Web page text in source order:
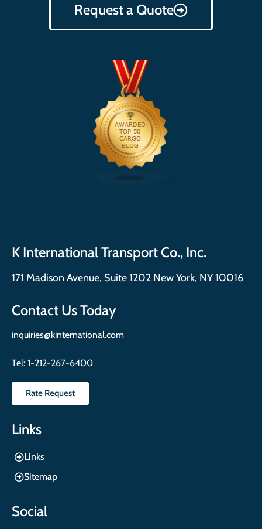
Request a Quote
K International Transport Co., Inc.
171 Madison Avenue, Suite 1202 New York, NY 10016
Contact Us Today
inquiries@kinternational.com
Tel: 1-212-267-6400
Rate Request
Links
Links
Sitemap
Social